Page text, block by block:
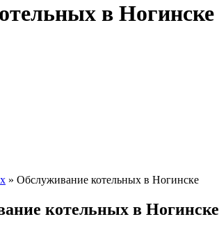
в Ногинске
» Обслуживание котельных в Ногинске
котельных в Ногинске